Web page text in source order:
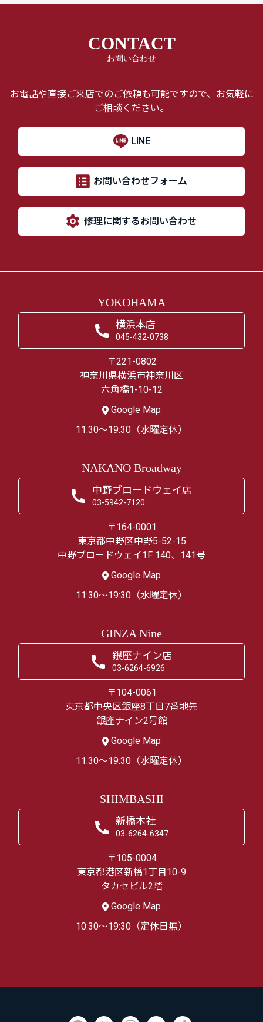
CONTACT
お問い合わせ
お電話や直接ご来店でのご依頼も可能ですので、お気軽に
ご相談ください。
LINE
お問い合わせフォーム
修理に関するお問い合わせ
YOKOHAMA
横浜本店
045-432-0738
〒221-0802
神奈川県横浜市神奈川区
六角橋1-10-12
Google Map
11:30～19:30（水曜定休）
NAKANO Broadway
中野ブロードウェイ店
03-5942-7120
〒164-0001
東京都中野区中野5-52-15
中野ブロードウェイ1F 140、141号
Google Map
11:30～19:30（水曜定休）
GINZA Nine
銀座ナイン店
03-6264-6926
〒104-0061
東京都中央区銀座8丁目7番地先
銀座ナイン2号館
Google Map
11:30～19:30（水曜定休）
SHIMBASHI
新橋本社
03-6264-6347
〒105-0004
東京都港区新橋1丁目10-9
タカセビル2階
Google Map
10:30～19:30（定休日無）